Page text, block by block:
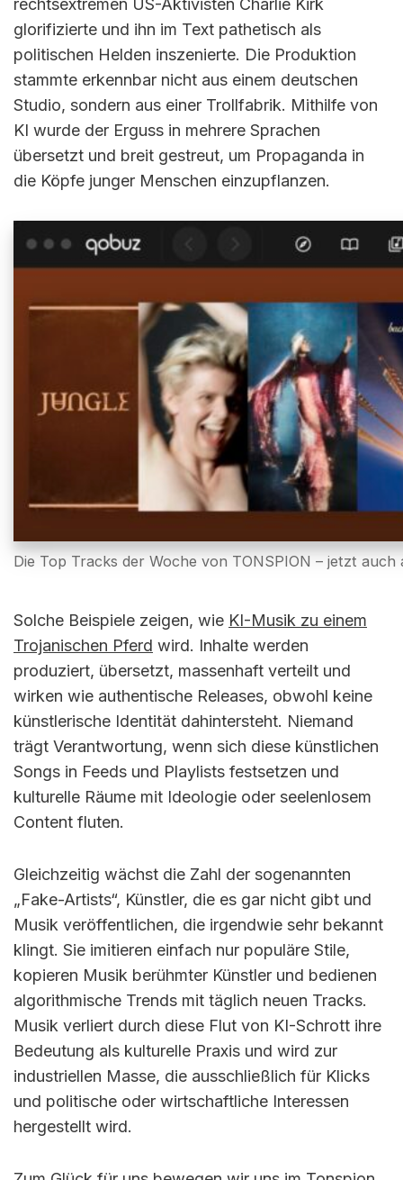
rechtsextremen US-Aktivisten Charlie Kirk
glorifizierte und ihn im Text pathetisch als
politischen Helden inszenierte. Die Produktion
stammte erkennbar nicht aus einem deutschen
Studio, sondern aus einer Trollfabrik. Mithilfe von
KI wurde der Erguss in mehrere Sprachen
übersetzt und breit gestreut, um Propaganda in
die Köpfe junger Menschen einzupflanzen.
Die Top Tracks der Woche von TONSPION – jetzt
Solche Beispiele zeigen, wie KI-Musik zu einem
Trojanischen Pferd wird. Inhalte werden
produziert, übersetzt, massenhaft verteilt und
wirken wie authentische Releases, obwohl keine
künstlerische Identität dahintersteht. Niemand
trägt Verantwortung, wenn sich diese künstlichen
Songs in Feeds und Playlists festsetzen und
kulturelle Räume mit Ideologie oder seelenlosem
Content fluten.
Gleichzeitig wächst die Zahl der sogenannten
„Fake-Artists“, Künstler, die es gar nicht gibt und
Musik veröffentlichen, die irgendwie sehr bekannt
klingt. Sie imitieren einfach nur populäre Stile,
kopieren Musik berühmter Künstler und bedienen
algorithmische Trends mit täglich neuen Tracks.
Musik verliert durch diese Flut von KI-Schrott ihre
Bedeutung als kulturelle Praxis und wird zur
industriellen Masse, die ausschließlich für Klicks
und politische oder wirtschaftliche Interessen
hergestellt wird.